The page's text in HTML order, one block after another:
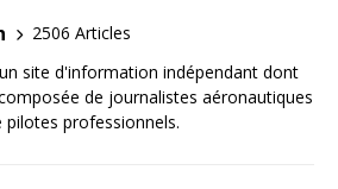
2506 Articles
site d'information indépendant dont
de journalistes aéronautiques
pilotes professionnels.